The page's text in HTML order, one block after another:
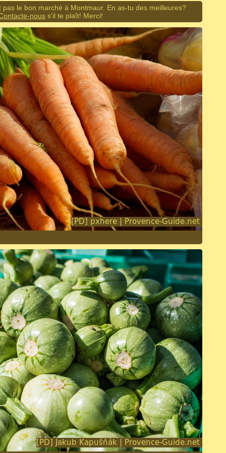
le bon marché à Montmaur. En as-tu des meilleures?
nous s'il te plaît! Merci!